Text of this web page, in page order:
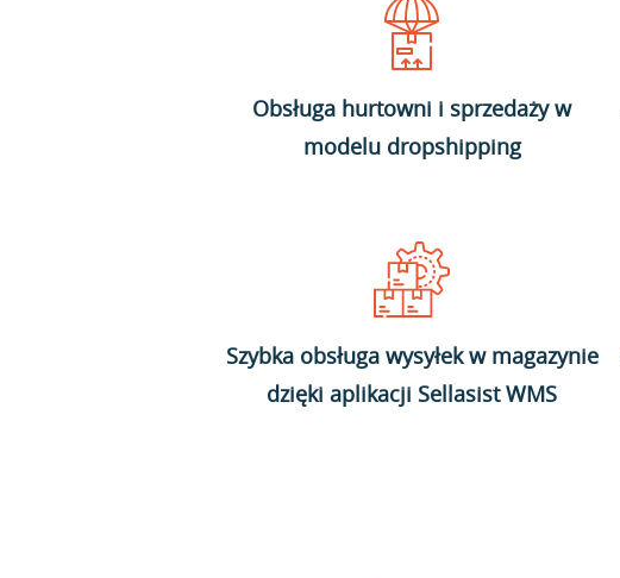
Obsługa hurtowni i sprzedaży w
modelu dropshipping
Szybka obsługa wysyłek w magazynie
dzięki aplikacji Sellasist WMS